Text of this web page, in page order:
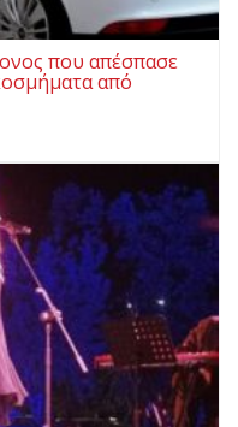
που απέσπασε
από